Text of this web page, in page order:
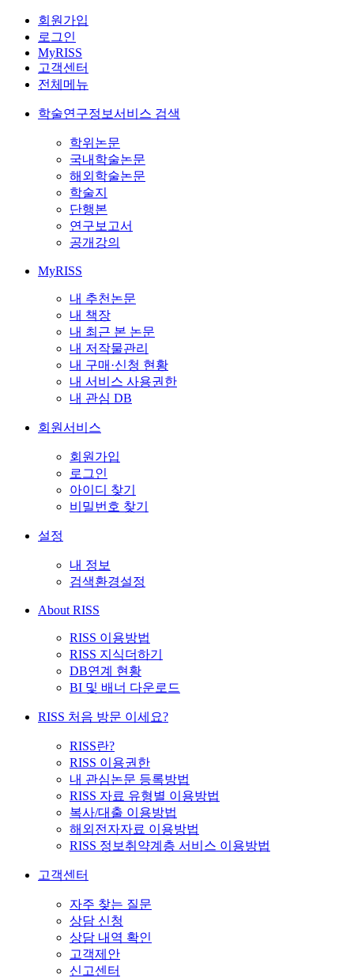
회원가입
로그인
MyRISS
고객센터
전체메뉴
학술연구정보서비스 검색
학위논문
국내학술논문
해외학술논문
학술지
단행본
연구보고서
공개강의
MyRISS
내 추천논문
내 책장
내 최근 본 논문
내 저작물관리
내 구매·신청 현황
내 서비스 사용권한
내 관심 DB
회원서비스
회원가입
로그인
아이디 찾기
비밀번호 찾기
설정
내 정보
검색환경설정
About RISS
RISS 이용방법
RISS 지식더하기
DB연계 현황
BI 및 배너 다운로드
RISS 처음 방문 이세요?
RISS란?
RISS 이용권한
내 관심논문 등록방법
RISS 자료 유형별 이용방법
복사/대출 이용방법
해외전자자료 이용방법
RISS 정보취약계층 서비스 이용방법
고객센터
자주 찾는 질문
상담 신청
상담 내역 확인
고객제안
신고센터